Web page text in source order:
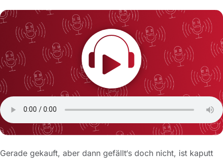
Gerade gekauft, aber dann gefällt‘s doch nicht, ist kaputt